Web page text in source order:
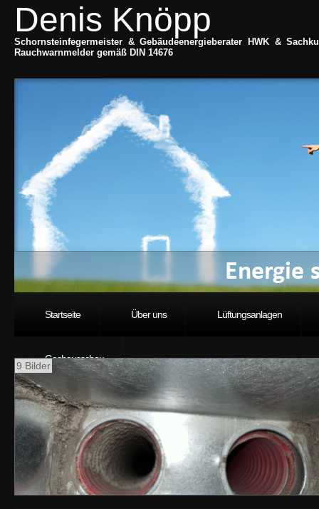
Denis Knöpp
Schornsteinfegermeister & Gebäudeenergieberater HWK &
Rauchwarnmelder gemäß DIN 14676
Startseite Über uns Lüftungsanlagen
Gashausschau
9 Bilder